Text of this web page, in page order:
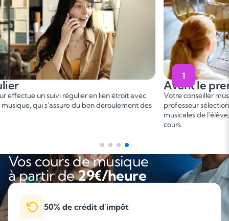
1
Avant le premier cours
Votre conseiller musique vous met en relation avec un
professeur sélectionné, en fonction des besoins et aspirations
musicales de l'élève, afin de convenir d'une date de premier
Vos cours de musique
à partir de29€/heure
50% de crédit d'impôt